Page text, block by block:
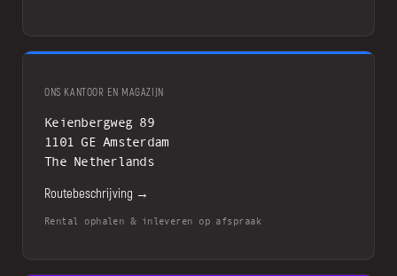
ONS KANTOOR EN MAGAZIJN
Keienbergweg 89
1101 GE Amsterdam
The Netherlands
Routebeschrijving →
Rental ophalen & inleveren op afspraak